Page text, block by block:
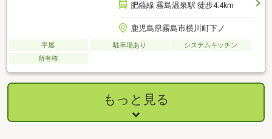
肥薩線 霧島温泉駅 徒歩4.4km
鹿児島県霧島市横川町下ノ
平屋 駐車場あり
システムキッチン
所有権
もっと見る